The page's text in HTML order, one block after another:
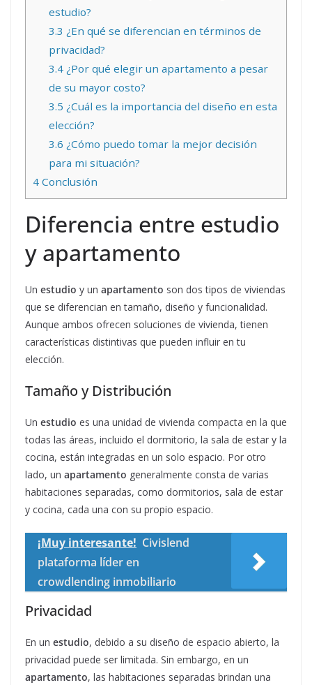
estudio?
3.3 ¿En qué se diferencian en términos de
privacidad?
3.4¿Por qué elegir un apartamento a pesar
de su mayor costo?
3.5 ¿Cuál es la importancia del diseño en esta
elección?
3.6 ¿Cómo puedo tomar la mejor decisión
para mi situación?
4 Conclusión
Diferencia entre estudio
y apartamento
Un estudio y un apartamento son dos tipos de viviendas
que se diferencian en tamaño, diseño y funcionalidad.
Aunque ambos ofrecen soluciones de vivienda, tienen
características distintivas que pueden influir en tu
elección.
Tamaño y Distribución
Un estudio es una unidad de vivienda compacta en la que
todas las áreas, incluido el dormitorio, la sala de estar y la
cocina, están integradas en un solo espacio. Por otro
lado, un apartamento generalmente consta de varias
habitaciones separadas, como dormitorios, sala de estar
y cocina, cada una con su propio espacio.
¡Muy interesante! Civislend
plataforma líder en
crowdlending inmobiliario
Privacidad
En un estudio, debido a su diseño de espacio abierto, la
privacidad puede ser limitada. Sin embargo, en un
apartamento, las habitaciones separadas brindan una